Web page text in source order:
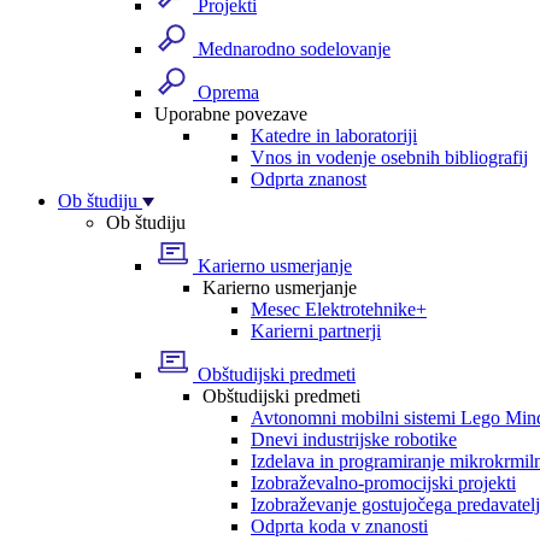
Projekti
Mednarodno sodelovanje
Oprema
Uporabne povezave
Katedre in laboratoriji
Vnos in vodenje osebnih bibliografij
Odprta znanost
Ob študiju
Ob študiju
Karierno usmerjanje
Karierno usmerjanje
Mesec Elektrotehnike+
Karierni partnerji
Obštudijski predmeti
Obštudijski predmeti
Avtonomni mobilni sistemi Lego
Dnevi industrijske robotike
Izdelava in programiranje
Izobraževalno-promocijski projekti
Izobraževanje gostujočega
Odprta koda v znanosti